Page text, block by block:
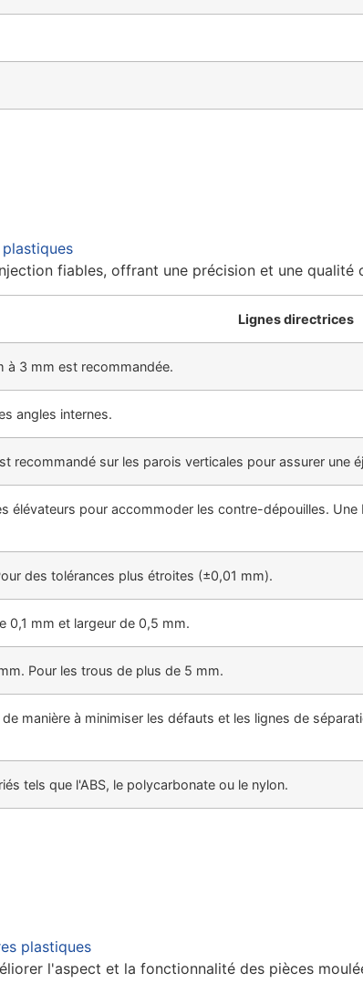
fiables, offrant une précision et une qualité
Lignes directrices
à 3 mm est recommandée.
angles internes.
recommandé sur les parois verticales pour assurer une
élévateurs pour accommoder les contre-dépouilles.
des tolérances plus étroites (±0,01 mm).
0,1 mm et largeur de 0,5 mm.
Pour les trous de plus de 5 mm.
manière à minimiser les défauts et les lignes de
tels que l'ABS, le polycarbonate ou le nylon.
plastiques
l'aspect et la fonctionnalité des pièces